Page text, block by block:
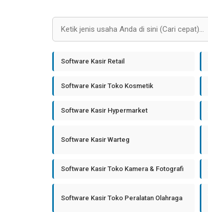
Software Kasir Retail
Software Kasir Toko Kosmetik
Software Kasir Hypermarket
Software Kasir Warteg
Software Kasir Toko Kamera & Fotografi
Software Kasir Toko Peralatan Olahraga